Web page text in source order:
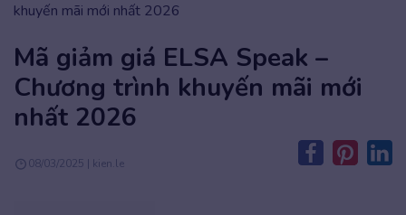
khuyến mãi mới nhất 2026
Mã giảm giá ELSA Speak –
Chương trình khuyến mãi mới
nhất 2026
08/03/2025 | kien.le